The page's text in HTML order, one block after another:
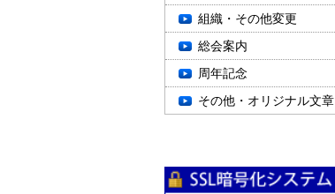
組織・その他変更
総会案内
周年記念
その他・オリジナル文章